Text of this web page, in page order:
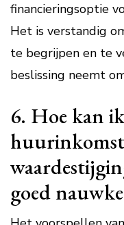
financieringsoptie
Het is verstandig
te begrijpen en te
beslissing neemt
6. Hoe kan
goed